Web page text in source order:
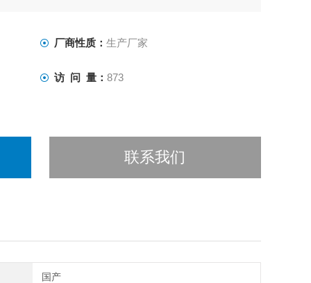
厂商性质： 生产厂家
访 问 量： 873
联系我们
国产